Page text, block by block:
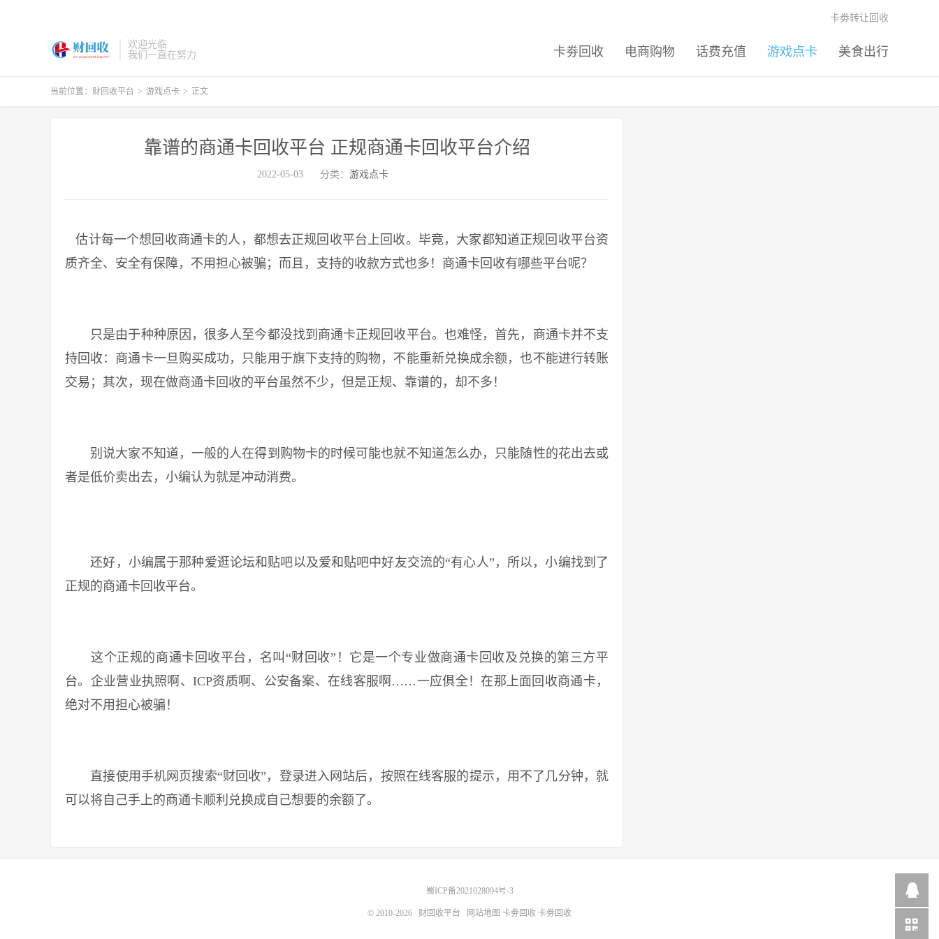
欢迎光临
我们一直在努力
卡劵回收 电商购物 话费充值 游戏点卡 美食出行
卡劵转让回收
当前位置： 财回收平台 > 游戏点卡 > 正文
靠谱的商通卡回收平台 正规商通卡回收平台介绍
2022-05-03 分类： 游戏点卡
估计每一个想回收商通卡的人，都想去正规回收平台上回收。毕竟，大家都知道正规回收平台资
质齐全、安全有保障，不用担心被骗；而且，支持的收款方式也多！商通卡回收有哪些平台呢？
只是由于种种原因，很多人至今都没找到商通卡正规回收平台。也难怪，首先，商通卡并不支
持回收：商通卡一旦购买成功，只能用于旗下支持的购物，不能重新兑换成余额，也不能进行转账
交易；其次，现在做商通卡回收的平台虽然不少，但是正规、靠谱的，却不多！
别说大家不知道，一般的人在得到购物卡的时候可能也就不知道怎么办，只能随性的花出去或
者是低价卖出去，小编认为就是冲动消费。
还好，小编属于那种爱逛论坛和贴吧以及爱和贴吧中好友交流的“有心人”，所以，小编找到了
正规的商通卡回收平台。
这个正规的商通卡回收平台，名叫“财回收”！它是一个专业做商通卡回收及兑换的第三方平
台。企业营业执照啊、ICP资质啊、公安备案、在线客服啊……一应俱全！在那上面回收商通卡，
绝对不用担心被骗！
直接使用手机网页搜索“财回收”，登录进入网站后，按照在线客服的提示，用不了几分钟，就
可以将自己手上的商通卡顺利兑换成自己想要的余额了。
蜀ICP备2021028094号-3
© 2010-2026 财回收平台 网站地图 卡劵回收 卡劵回收